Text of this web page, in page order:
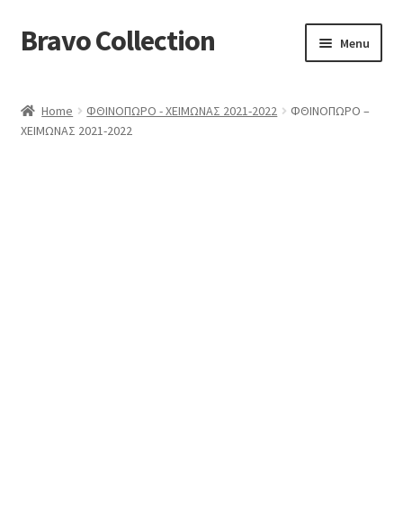
Skip
to
Skip
to
Bravo Collection Menu
COLLECTIONS
Expand
Home ΦΘΙΝΟΠΩΡΟ - ΧΕΙΜΩΝΑΣ 2021-2022
ΦΘΙΝΟΠΩΡΟ –
ΧΕΙΜΩΝΑΣ 2021-2022